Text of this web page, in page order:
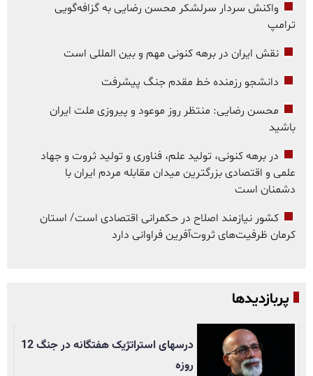
واکنش سردار سرلشکر محسن رضایی به گزافه‌گویی
ترامپ
نقش ایران در برهه کنونی مهم و بین المللی است
دانشجو رزمنده خط مقدم جنگ پیشرفت
محسن رضایی: منتظر روز موعود و پیروزی ملت ایران
باشید
در برهه کنونی، تولید علم، فناوری و تولید ثروت و جهاد
علمی و اقتصادی بزرگترین میدان مقابله مردم ایران با
دشمنان است
کشور نیازمند اصلاح در حکمرانی اقتصادی است/ استان
کرمان ظرفیت‌های ثروت‌آفرین فراوانی دارد
پربازدیدها
درسهای استراتژیک هفتگانه در جنگ 12
روزه